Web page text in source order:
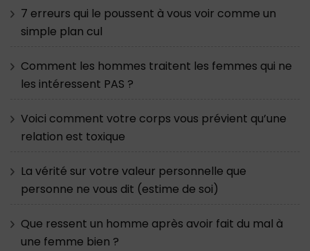
7 erreurs qui le poussent à vous voir comme un
simple plan cul
Comment les hommes traitent les femmes qui ne
les intéressent PAS ?
Voici comment votre corps vous prévient qu’une
relation est toxique
La vérité sur votre valeur personnelle que
personne ne vous dit (estime de soi)
Que ressent un homme après avoir fait du mal à
une femme bien ?